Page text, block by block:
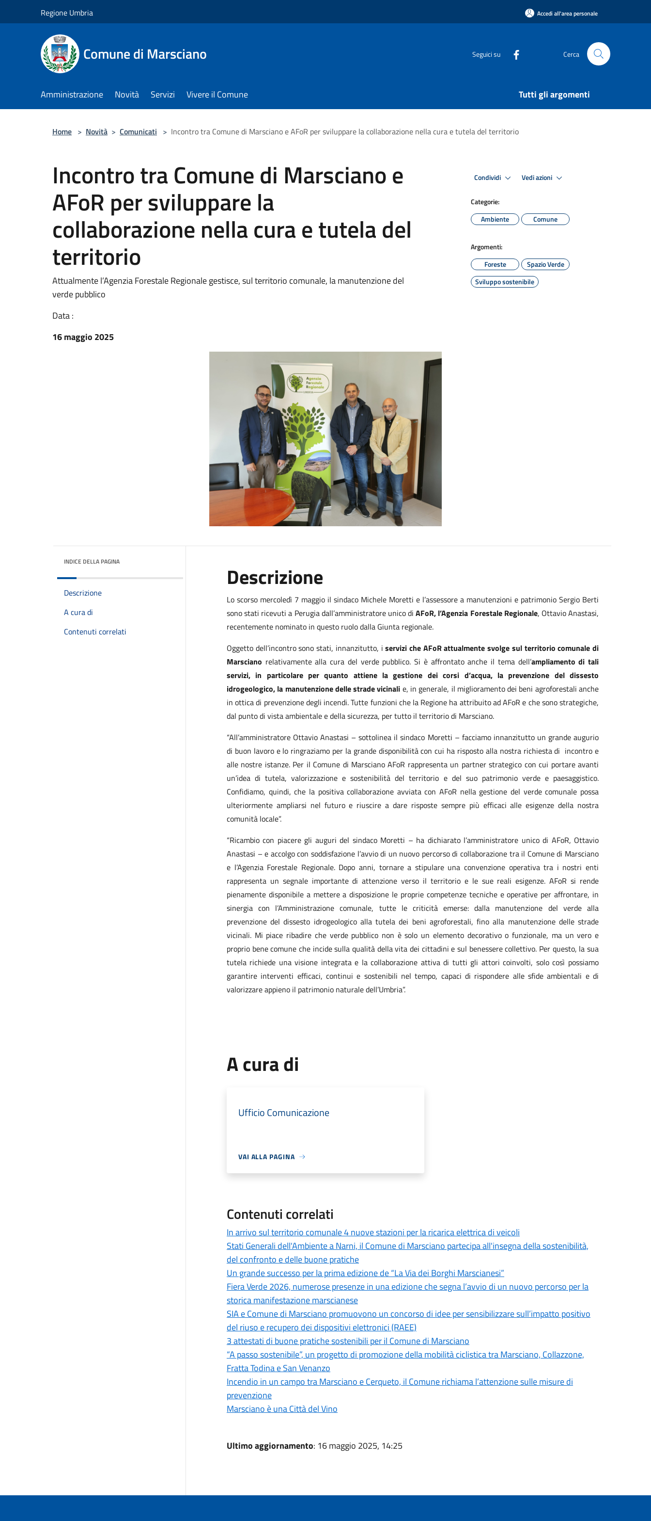
Regione Umbria Accedi all'area personale
Comune di Marsciano Seguici su Cerca
Amministrazione Novità Servizi Vivere il Comune Tutti gli argomenti
Home > Novità > Comunicati > Incontro tra Comune di Marsciano e AFoR per sviluppare la collaborazione nella cura e tutela del territorio
Incontro tra Comune di Marsciano e
AFoR per sviluppare la
collaborazione nella cura e tutela del
territorio
Attualmente l’Agenzia Forestale Regionale gestisce, sul territorio comunale, la manutenzione del
verde pubblico
Data :
16 maggio 2025
Condividi Vedi azioni
Categorie:
Ambiente
Comune
Argomenti:
Foreste
Spazio Verde
Sviluppo sostenibile
INDICE DELLA PAGINA
Descrizione
A cura di
Contenuti correlati
Descrizione
Lo scorso mercoledì 7 maggio il sindaco Michele Moretti e l’assessore a manutenzioni e patrimonio Sergio Berti
sono stati ricevuti a Perugia dall’amministratore unico diAFoR, l’Agenzia Forestale Regionale, Ottavio Anastasi,
recentemente nominato in questo ruolo dalla Giunta regionale.
Oggetto dell’incontro sono stati, innanzitutto, iservizi che AFoR attualmente svolge sul territorio comunale di
Marsciano relativamente alla cura del verde pubblico. Si è affrontato anche il tema dell’ampliamento di tali
servizi, in particolare per quanto attiene la gestione dei corsi d’acqua, la prevenzione del dissesto
idrogeologico, la manutenzione delle strade vicinali e, in generale, il miglioramento dei beni agroforestali anche
in ottica di prevenzione degli incendi. Tutte funzioni che la Regione ha attribuito ad AFoR e che sono strategiche,
dal punto di vista ambientale e della sicurezza, per tutto il territorio di Marsciano.
“All’amministratore Ottavio Anastasi – sottolinea il sindaco Moretti – facciamo innanzitutto un grande augurio
di buon lavoro e lo ringraziamo per la grande disponibilità con cui ha risposto alla nostra richiesta di incontro e
alle nostre istanze. Per il Comune di Marsciano AFoR rappresenta un partner strategico con cui portare avanti
un’idea di tutela, valorizzazione e sostenibilità del territorio e del suo patrimonio verde e paesaggistico.
Confidiamo, quindi, che la positiva collaborazione avviata con AFoR nella gestione del verde comunale possa
ulteriormente ampliarsi nel futuro e riuscire a dare risposte sempre più efficaci alle esigenze della nostra
comunità locale”.
“Ricambio con piacere gli auguri del sindaco Moretti – ha dichiarato l’amministratore unico di AFoR, Ottavio
Anastasi – e accolgo con soddisfazione l’avvio di un nuovo percorso di collaborazione tra il Comune di Marsciano
e l’Agenzia Forestale Regionale. Dopo anni, tornare a stipulare una convenzione operativa tra i nostri enti
rappresenta un segnale importante di attenzione verso il territorio e le sue reali esigenze. AFoR si rende
pienamente disponibile a mettere a disposizione le proprie competenze tecniche e operative per affrontare, in
sinergia con l’Amministrazione comunale, tutte le criticità emerse: dalla manutenzione del verde alla
prevenzione del dissesto idrogeologico alla tutela dei beni agroforestali, fino alla manutenzione delle strade
vicinali. Mi piace ribadire che verde pubblico non è solo un elemento decorativo o funzionale, ma un vero e
proprio bene comune che incide sulla qualità della vita dei cittadini e sul benessere collettivo. Per questo, la sua
tutela richiede una visione integrata e la collaborazione attiva di tutti gli attori coinvolti, solo così possiamo
garantire interventi efficaci, continui e sostenibili nel tempo, capaci di rispondere alle sfide ambientali e di
valorizzare appieno il patrimonio naturale dell’Umbria”.
A cura di
Ufficio Comunicazione
VAI ALLA PAGINA
Contenuti correlati
In arrivo sul territorio comunale 4 nuove stazioni per la ricarica elettrica di veicoli
Stati Generali dell'Ambiente a Narni, il Comune di Marsciano partecipa all'insegna della sostenibilità,
del confronto e delle buone pratiche
Un grande successo per la prima edizione de “La Via dei Borghi Marscianesi”
Fiera Verde 2026, numerose presenze in una edizione che segna l’avvio di un nuovo percorso per la
storica manifestazione marscianese
SIA e Comune di Marsciano promuovono un concorso di idee per sensibilizzare sull’impatto positivo
del riuso e recupero dei dispositivi elettronici (RAEE)
3 attestati di buone pratiche sostenibili per il Comune di Marsciano
“A passo sostenibile”, un progetto di promozione della mobilità ciclistica tra Marsciano, Collazzone,
Fratta Todina e San Venanzo
Incendio in un campo tra Marsciano e Cerqueto, il Comune richiama l’attenzione sulle misure di
prevenzione
Marsciano è una Città del Vino
Ultimo aggiornamento: 16 maggio 2025, 14:25